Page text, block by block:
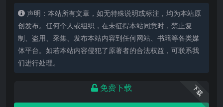
声明：本站所有文章，如无特殊说明或标注，均为本站原
创发布。任何个人或组织，在未征得本站同意时，禁止复
制、盗用、采集、发布本站内容到任何网站、书籍等各类媒
体平台。如若本站内容侵犯了原著者的合法权益，可联系我
们进行处理。
下载
免费下载